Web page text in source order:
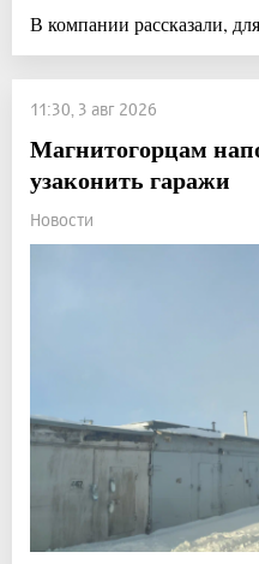
В компании рассказали,
11:30, 3 авг 2026
Магнитогорцам
узаконить гаражи
Новости